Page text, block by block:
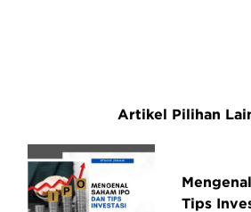
Artikel Pilihan
Tips